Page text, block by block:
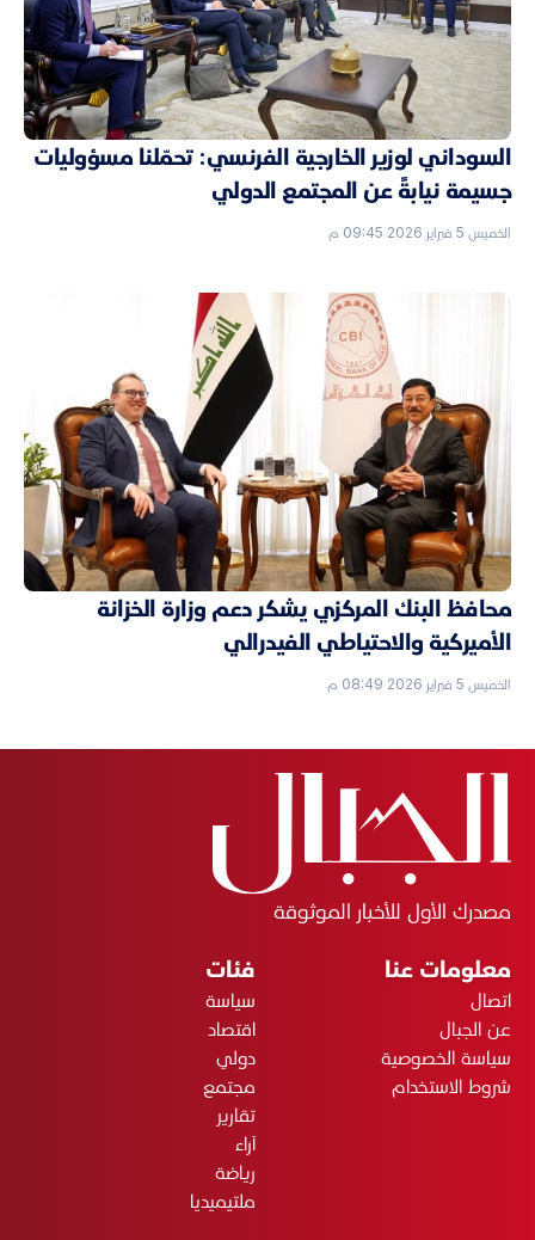
السوداني لوزير الخارجية الفرنسي: تحمّلنا مسؤوليات
جسيمة نيابةً عن المجتمع الدولي
الخميس 5 فبراير 2026 09:45 م
محافظ البنك المركزي يشكر دعم وزارة الخزانة
الأميركية والاحتياطي الفيدرالي
الخميس 5 فبراير 2026 08:49 م
مصدرك الأول للأخبار الموثوقة
معلومات عنا
اتصال
عن الجبال
سياسة الخصوصية
شروط الاستخدام
فئات
سياسة
اقتصاد
دولي
مجتمع
تقارير
آراء
رياضة
ملتيميديا